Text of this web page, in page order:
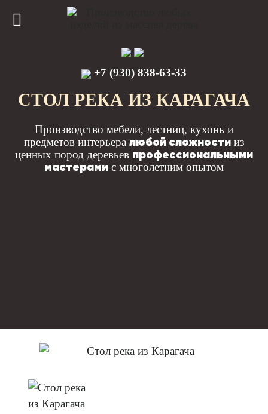
+7 (930) 838-63-33
СТОЛ РЕКА ИЗ КАРАГАЧА
Производство мебели, лестниц, кухонь и
предметов интерьера любой сложностииз
ценных пород деревьев профессиональными
мастерами с многолетним опытом